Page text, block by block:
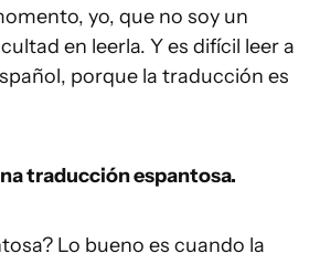
yo, que no soy un
en leerla. Y es difícil leer a
porque la traducción es
traducción espantosa.
Lo bueno es cuando la